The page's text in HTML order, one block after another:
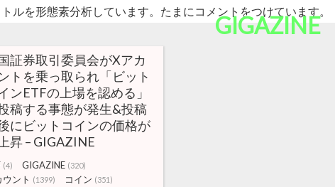
を形態素分析しています。たまにコメントをつけています。
GIGAZINE
証券取引委員会がXアカ
トを乗っ取られ「ビット
ンETFの上場を認める」
稿する事態が発生&投稿
にビットコインの価格が
昇 – GIGAZINE
(4) GIGAZINE (320)
ウント (1399) コイン (351)